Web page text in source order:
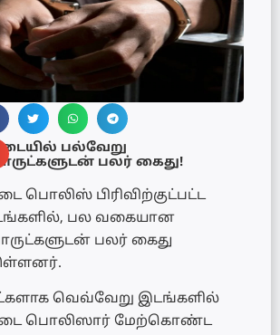
பல்வேறு
பலர் கைது!
பொலிஸ் பிரிவிற்குட்பட்ட
பல வகையான
பலர் கைது
வெவ்வேறு இடங்களில்
பொலிஸார் மேற்கொண்ட